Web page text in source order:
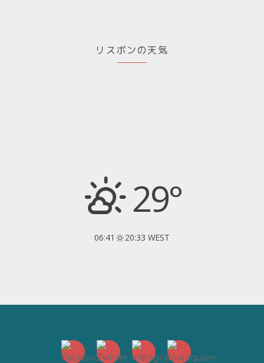
リスボンの天気
29°
06:41 20:33 WEST